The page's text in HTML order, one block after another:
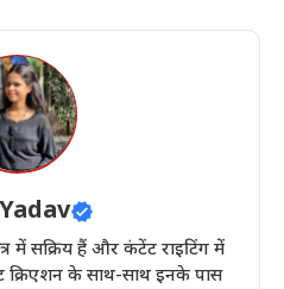
में सक्रिय हैं और कंटेंट राइटिंग में
क्रिएशन के साथ-साथ इनके पास